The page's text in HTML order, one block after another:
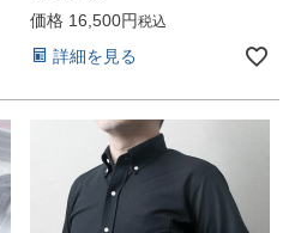
価格 16,500 税込
詳細を見る